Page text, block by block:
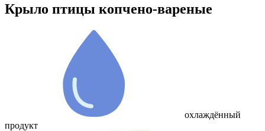
Крыло птицы копчено-вареные
охлаждённый
продукт